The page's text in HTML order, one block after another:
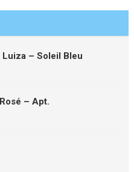
– Soleil Bleu
– Apt.